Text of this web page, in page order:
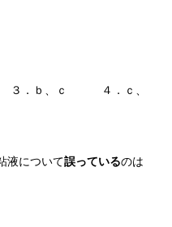
．ｂ、ｃ ４．ｃ、
液について誤っているのは